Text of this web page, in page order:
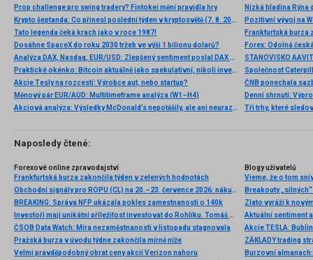
Prop challenge pro swing tradery? Fintokei mění pravidla hry
Krypto šeptanda: Co přinesl poslední týden v kryptosvětě (7. 8. 2026)
Tato legenda čeká krach jako v roce 1987!
Dosáhne SpaceX do roku 2030 tržeb ve výši 1 bilionu dolarů?
Analýza DAX, Nasdaq, EUR/USD: Zlepšený sentiment poslal DAX na nová maxima
Praktické okénko: Bitcoin aktuálně jako spekulativní, nikoli investiční aktivum
Akcie Tesly na rozcestí: Výrobce aut, nebo startup?
Měnový pár EUR/AUD: Multitimeframe analýza (W1–H4)
Akciová analýza: Výsledky McDonald’s nepotěšily, ale ani neurazily. Jakou vizi společnost prezentovala?
Nízká hladina
Pozitivní vývoj na
Frankfurtská burza
Denní shrnutí:
Tři trhy, které
Naposledy čtené:
Forexové online zpravodajství
Frankfurtská burza zakončila týden v zelených hodnotách
Obchodní signály pro ROPU (CL) na 20.–23. července 2026: nákup nad 81,25 USD (21 SMA – 5/8 Murray)
BREAKING: Správa NFP ukázala pokles zamestnanosti o 140k
Investoři mají unikátní příležitost investovat do Rohlíku. Tomáš Čupr nabízí nové bondy i akcie
ČSOB Data Watch: Míra nezaměstnanosti v listopadu stagnovala
Pražská burza v úvodu týdne zakončila mírně níže
Velmi pravděpodobný obrat ceny akcií Verizon nahoru
Blogy uživatelů
Vieme, že o tom
Breakouty
Akcie TESLA:
ZÁKLADY trading
Burzovní